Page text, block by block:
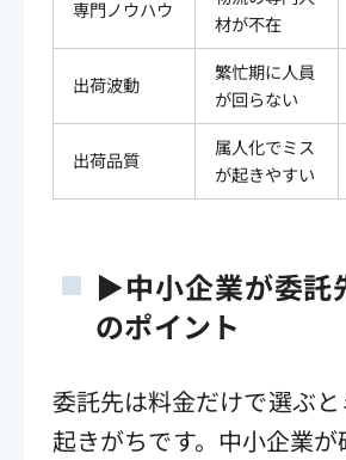
専門ノウハウ
材が不在
出荷波動
繁忙期に人員
が回らない
出荷品質
属人化でミス
が起きやすい
▶中小企業が委託
のポイント
委託先は料金だけで選ぶ
起きがちです。中小企業